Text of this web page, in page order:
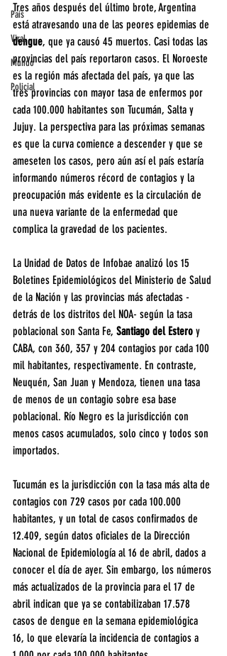
País
Viral
Mundo
Policial
Tres años después del último brote, Argentina
está atravesando una de las peores epidemias de
dengue, que ya causó 45 muertos. Casi todas las
provincias del país reportaron casos. El Noroeste
es la región más afectada del país, ya que las
tres provincias con mayor tasa de enfermos por
cada 100.000 habitantes son Tucumán, Salta y
Jujuy. La perspectiva para las próximas semanas
es que la curva comience a descender y que se
ameseten los casos, pero aún así el país estaría
informando números récord de contagios y la
preocupación más evidente es la circulación de
una nueva variante de la enfermedad que
complica la gravedad de los pacientes.
La Unidad de Datos de Infobae analizó los 15
Boletines Epidemiológicos del Ministerio de Salud
de la Nación y las provincias más afectadas -
detrás de los distritos del NOA- según la tasa
poblacional son Santa Fe, Santiago del Estero y
CABA, con 360, 357 y 204 contagios por cada 100
mil habitantes, respectivamente. En contraste,
Neuquén, San Juan y Mendoza, tienen una tasa
de menos de un contagio sobre esa base
poblacional. Río Negro es la jurisdicción con
menos casos acumulados, solo cinco y todos son
importados.
Tucumán es la jurisdicción con la tasa más alta de
contagios con 729 casos por cada 100.000
habitantes, y un total de casos confirmados de
12.409, según datos oficiales de la Dirección
Nacional de Epidemiología al 16 de abril, dados a
conocer el día de ayer. Sin embargo, los números
más actualizados de la provincia para el 17 de
abril indican que ya se contabilizaban 17.578
casos de dengue en la semana epidemiológica
16, lo que elevaría la incidencia de contagios a